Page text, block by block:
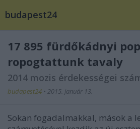
budapest24
17 895 fürdőkádnyi
ropogtattunk tavaly
2014 mozis érdekességei
budapest24 • 2015. január 13.
Sokan fogadalmakkal, mások a